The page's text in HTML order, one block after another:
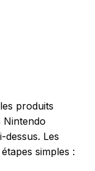
produits
Nintendo
dessus. Les
simples :